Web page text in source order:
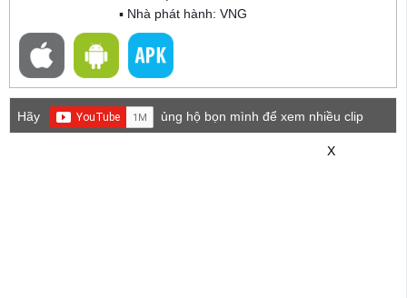
▪ Nhà phát hành: VNG
Hãy
ủng hộ bọn mình để xem nhiều clip
X